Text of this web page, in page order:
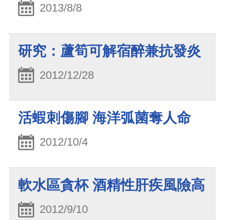
2013/8/8
研究：蘆筍可解宿醉兼抗發炎
2012/12/28
活蝦刺傷腳 海洋弧菌奪人命
2012/10/4
軟水區貪杯 酒精性肝疾風險高
2012/9/10